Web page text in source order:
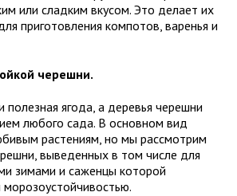
или сладким вкусом. Это делает их
приготовления компотов, варенья и
черешни.
полезная ягода, а деревья черешни
любого сада. В основном вид
растениям, но мы рассмотрим
выведенных в том числе для
зимами и саженцы которой